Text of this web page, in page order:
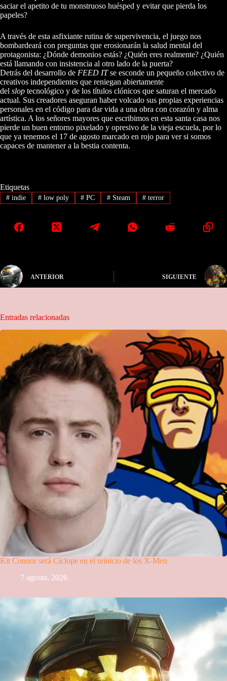
saciar el apetito de tu monstruoso huésped y evitar que pierda los
papeles?
A través de esta asfixiante rutina de supervivencia, el juego nos
bombardeará con preguntas que erosionarán la salud mental del
protagonista: ¿Dónde demonios estás? ¿Quién eres realmente? ¿Quién
está llamando con insistencia al otro lado de la puerta?
Detrás del desarrollo de FEED ITse esconde un pequeño colectivo de
creativos independientes que reniegan abiertamente
del slop tecnológico y de los títulos clónicos que saturan el mercado
actual. Sus creadores aseguran haber volcado sus propias experiencias
personales en el código para dar vida a una obra con corazón y alma
artística. A los señores mayores que escribimos en esta santa casa nos
pierde un buen entorno pixelado y opresivo de la vieja escuela, por lo
que ya tenemos el 17 de agosto marcado en rojo para ver si somos
capaces de mantener a la bestia contenta.
Etiquetas
#indie #low poly # PC # Steam # terror
ANTERIOR SIGUIENTE
Entradas relacionadas
Kit Connor será Cíclope en el reinicio de los X-Men
7 agosto, 2026